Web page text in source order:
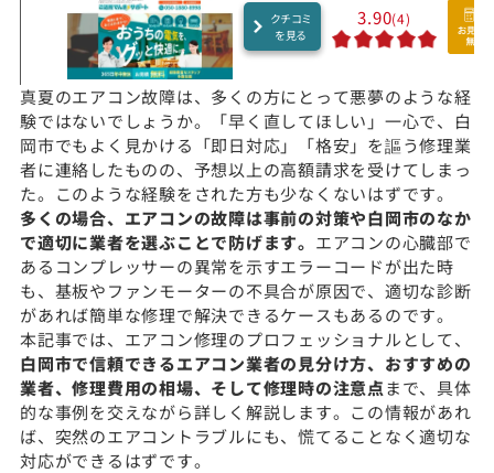
クチコミ
を見る
3.90(4)
真夏のエアコン故障は、多くの方にとって悪夢のような経
験ではないでしょうか。「早く直してほしい」一心で、白
岡市でもよく見かける「即日対応」「格安」を謳う修理業
者に連絡したものの、予想以上の高額請求を受けてしまっ
た。このような経験をされた方も少なくないはずです。
多くの場合、エアコンの故障は事前の対策や白岡市のなか
で適切に業者を選ぶことで防げます。 エアコンの心臓部で
あるコンプレッサーの異常を示すエラーコードが出た時
も、基板やファンモーターの不具合が原因で、適切な診断
があれば簡単な修理で解決できるケースもあるのです。
本記事では、エアコン修理のプロフェッショナルとして、
白岡市で信頼できるエアコン業者の見分け方、おすすめの
業者、修理費用の相場、そして修理時の注意点まで、具体
的な事例を交えながら詳しく解説します。この情報があれ
ば、突然のエアコントラブルにも、慌てることなく適切な
対応ができるはずです。